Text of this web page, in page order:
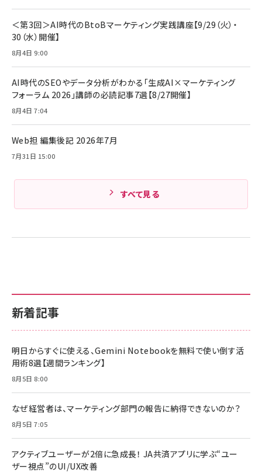
Anker Soundcore P31i (Bluetooth 6.1)
【完全ワイヤレスイヤホン/アクティブノイズキャ
ンセリング/マルチポイント接続 / 最大50時間
Anker PowerLine III Flow USB-C & USB-
C ケーブル Anker絡まないケーブル 240W 結
束バンド付き USB PD対応 シリコン素材採用
iPhone 17 / 16 / 15 / Galaxy iPad Pro
Amazonランキングをもっと見る
本
￥4,192
ヤセラーキャンペーン】
￥4,857
Amazonランキングをもっと見る
新着記事
明日からすぐに使える、Gemini Notebookを無料で使い倒す活
用術8選【週間ランキング】
8月5日 8:00
なぜ経営者は、マーケティング部門の報告に納得できないのか？
8月5日 7:05
アクティブユーザーが2倍に急成長！ JA共済アプリに学ぶ“ユー
ザー視点”のUI/UX改善
＜第3回＞AI時代のBtoBマーケティング実践講座【9/29（火）・
30（水）開催】
8月4日 9:00
AI時代のSEOやデータ分析がわかる「生成AI×マーケティング
フォーラム 2026」講師の必読記事7選【8/27開催】
8月4日 7:04
Web担 編集後記 2026年7月
7月31日 15:00
すべて見る